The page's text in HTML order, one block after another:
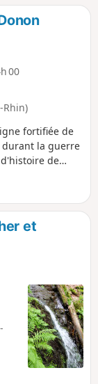
00
Rhin)
fortifiée de
durant la guerre
de
et